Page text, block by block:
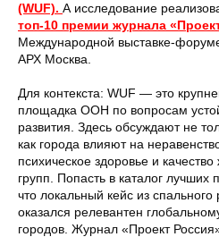
(WUF). А исследование
топ-10 премии журнала
Международной выставке-
АРХ Москва.
Для контекста: WUF — это
площадка ООН по вопросам
развития. Здесь обсуждают не
как города влияют на
психическое здоровье и
групп. Попасть в каталог лучших
что локальный кейс из
оказался релевантен
городов. Журнал «Проект